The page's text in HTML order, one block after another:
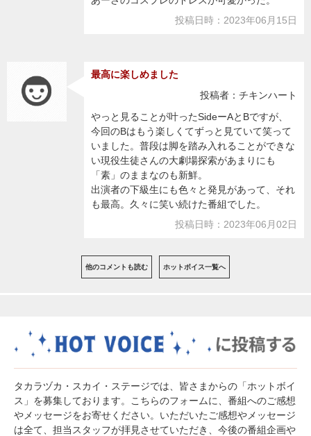
投稿日時：2023年06月15日
最高に楽しめました
投稿者：チキンハート
やっと見ることが叶ったSideーAとBですが、
今回のBはもう楽しくてずっと見ていて笑って
いました。普段は脚を踏み入れることができな
い現役生徒さんの大劇場探索があまりにも
「素」のままなのも新鮮。
出演者の下級生にも色々と発見があって、それ
も最高。久々に笑い続けた番組でした。
投稿日時：2023年06月02日
他のコメントも読む ホットボイス一覧へ
タカラヅカ・スカイ・ステージでは、皆さまからの「ホットボイ
ス」を募集しております。こちらのフォームに、番組へのご感想
やメッセージをお寄せください。いただいたご感想やメッセージ
は全て、担当スタッフが拝見させていただき、今後の番組企画や